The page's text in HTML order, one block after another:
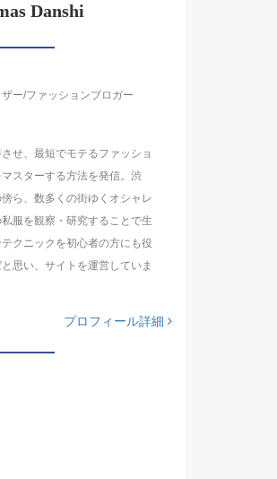
Danshi
ー/ファッションブロガー
せ、最短でモテるファッショ
スターする方法を発信。渋
ら、数多くの街ゆくオシャレ
服を観察・研究することで生
クニックを初心者の方にも役
思い、サイトを運営していま
プロフィール詳細